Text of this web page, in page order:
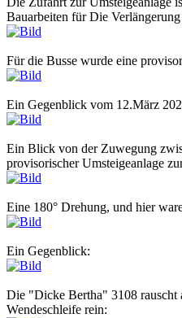
Bauarbeiten für Die Verlängerung
Für die Busse wurde eine
Ein Gegenblick vom 12.März
Ein Blick von der Zuwegung
provisorischer Umsteigeanlage
Eine 180° Drehung, und hier
Ein Gegenblick:
Die "Dicke Bertha" 3108 rauscht
Wendeschleife rein: